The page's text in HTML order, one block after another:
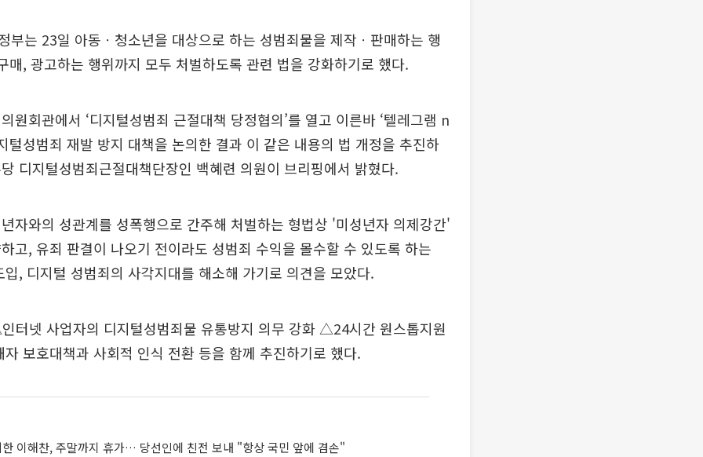
부는 23일 아동ㆍ청소년을 대상으로 하는 성범죄물을 제작ㆍ판매하는 행
매, 광고하는 행위까지 모두 처벌하도록 관련 법을 강화하기로 했다.
원회관에서 ‘디지털성범죄 근절대책 당정협의’를 열고 이른바 ‘텔레그램 n
털성범죄 재발 방지 대책을 논의한 결과 이 같은 내용의 법 개정을 추진하
디지털성범죄근절대책단장인 백혜련 의원이 브리핑에서 밝혔다.
자와의 성관계를 성폭행으로 간주해 처벌하는 형법상 '미성년자 의제강간'
고, 유죄 판결이 나오기 전이라도 성범죄 수익을 몰수할 수 있도록 하는
입, 디지털 성범죄의 사각지대를 해소해 가기로 의견을 모았다.
터넷 사업자의 디지털성범죄물 유통방지 의무 강화 △24시간 원스톱지원
보호대책과 사회적 인식 전환 등을 함께 추진하기로 했다.
이해찬, 주말까지 휴가… 당선인에 친전 보내 "항상 국민 앞에 겸손"